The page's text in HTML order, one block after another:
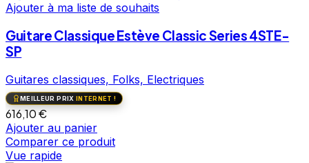
Ajouter à ma liste de souhaits
Guitare Classique Estève Classic Series 4STE-
SP
Guitares classiques, Folks, Electriques
MEILLEUR PRIX INTERNET !
616,10€
Ajouter au panier
Comparer ce produit
Vue rapide